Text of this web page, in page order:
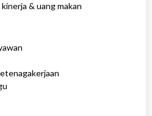
& uang makan